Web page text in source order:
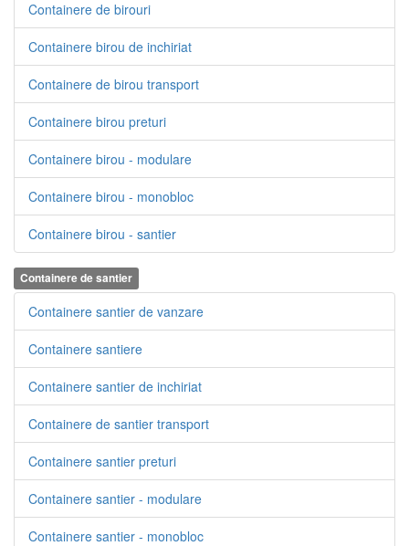
Containere de birouri
Containere birou de inchiriat
Containere de birou transport
Containere birou preturi
Containere birou - modulare
Containere birou - monobloc
Containere birou - santier
Containere de santier
Containere santier de vanzare
Containere santiere
Containere santier de inchiriat
Containere de santier transport
Containere santier preturi
Containere santier - modulare
Containere santier - monobloc